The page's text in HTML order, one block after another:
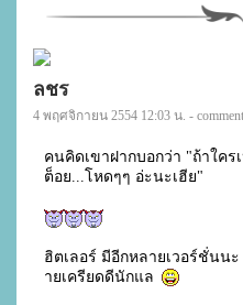
ลชร
4 พฤศจิกายน 2554 12:03 น. -
คนคิดเขาฝากบอกว่า "ถ้าใคร
ต็อย...โหดๆๆ อ่ะนะเฮีย"
ฮิตเลอร์ มีอีกหลายเวอร์ชั่นน
ายเครียดดีนักแล